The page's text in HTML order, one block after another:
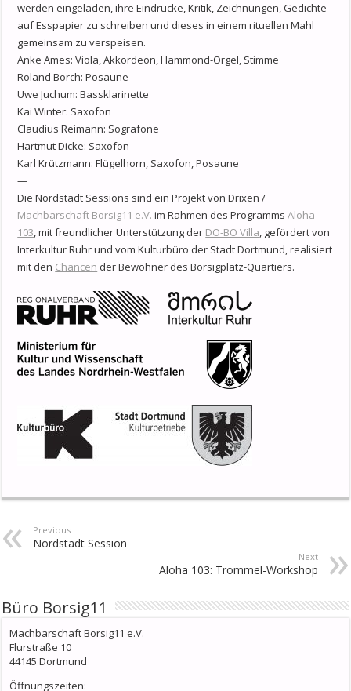
werden eingeladen, ihre Eindrücke, Kritik, Zeichnungen, Gedichte
auf Esspapier zu schreiben und dieses in einem rituellen Mahl
gemeinsam zu verspeisen.
Anke Ames: Viola, Akkordeon, Hammond-Orgel, Stimme
Roland Borch: Posaune
Uwe Juchum: Bassklarinette
Kai Winter: Saxofon
Claudius Reimann: Sografone
Hartmut Dicke: Saxofon
Karl Krützmann: Flügelhorn, Saxofon, Posaune
—
Die Nordstadt Sessions sind ein Projekt von Drixen /
Machbarschaft Borsig11 e.V. im Rahmen des ProgrammsAloha
103, mit freundlicher Unterstützung der DO-BO Villa, gefördert von
Interkultur Ruhr und vom Kulturbüro der Stadt Dortmund, realisiert
mit den Chancen der Bewohner des Borsigplatz-Quartiers.
Previous
Nordstadt Session
Next
Aloha 103: Trommel-Workshop
Büro Borsig11
Machbarschaft Borsig11 e.V.
Flurstraße 10
44145 Dortmund
Öffnungszeiten: